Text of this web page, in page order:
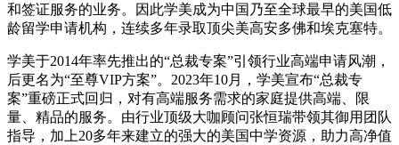
和签证服务的业务。因此学美成为中国乃至全球最早的美国低
龄留学申请机构，连续多年录取顶尖美高安多佛和埃克塞特。
学美于2014年率先推出的“总裁专案”引领行业高端申请风潮，
后更名为“至尊VIP方案”。2023年10月，学美宣布“总裁专
案”重磅正式回归，对有高端服务需求的家庭提供高端、限
量、精品的服务。由行业顶级大咖顾问张恒瑞带领其御用团队
指导，加上20多年来建立的强大的美国中学资源，助力高净值